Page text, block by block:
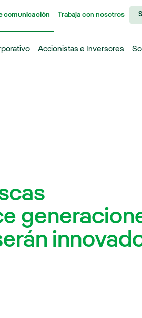
comunicación Trabaja con nosotros
Accionistas e Inversores